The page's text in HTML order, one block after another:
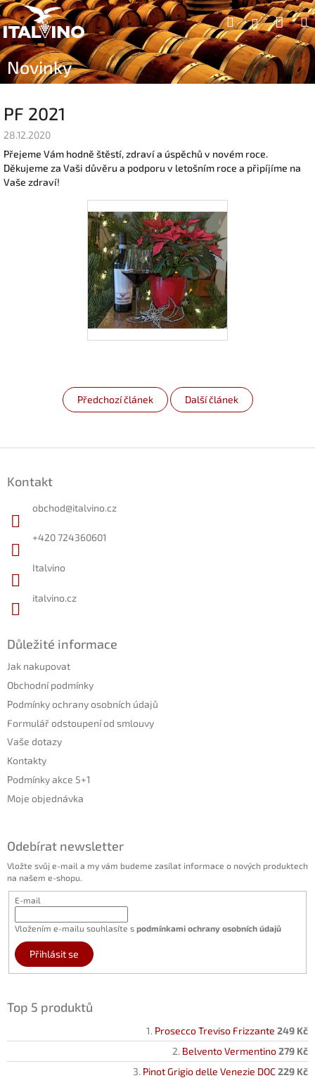
Přejít
na
obsah
Hledat
Novinky
PF 2021
28.12.2020
Přejeme Vám hodně štěstí, zdraví a úspěchů v novém roce.
Děkujeme za Vaši důvěru a podporu v letošním roce a připíjíme na
Vaše zdraví!
Předchozí článek Další článek
Kontakt
obchod@italvino.cz
+420 724360601
Italvino
italvino.cz
Důležité informace
Jak nakupovat
Obchodní podmínky
Podmínky ochrany osobních údajů
Formulář odstoupení od smlouvy
Vaše dotazy
Kontakty
Podmínky akce 5+1
Moje objednávka
Odebírat newsletter
Vložte svůj e-mail a my vám budeme zasílat informace o nových produktech
na našem e-shopu.
E-mail
Vložením e-mailu souhlasíte s podmínkami ochrany osobních údajů
Přihlásit se
Top 5 produktů
Prosecco Treviso Frizzante 249 Kč
Belvento Vermentino279 Kč
Pinot Grigio delle Venezie DOC229 Kč